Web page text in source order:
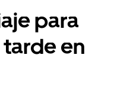
para
en